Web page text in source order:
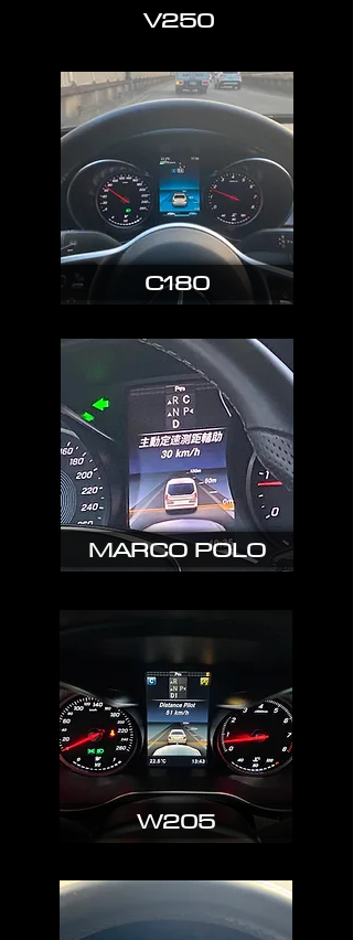
V250
C180
MARCO POLO
W205